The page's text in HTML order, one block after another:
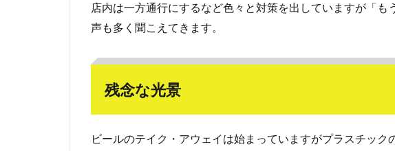
店内は一方通行にするなど色々と対策を出していますが「も
声も多く聞こえてきます。
残念な光景
ビールのテイク・アウェイは始まっていますがプラスチッ